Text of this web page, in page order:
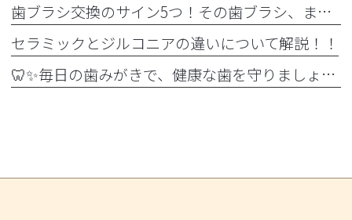
歯ブラシ交換のサイン5つ！その歯ブラシ、まだ使っていませんか？🪥
セラミックとジルコニアの違いについて解説！！
🦷✨毎日の歯みがきで、健康な歯を守りましょう✨🪥